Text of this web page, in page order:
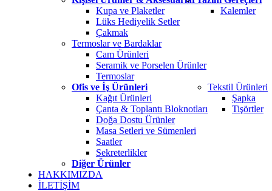
Kupa ve Plaketler
Lüks Hediyelik Setler
Çakmak
Kalemler
Termoslar ve Bardaklar
Cam Ürünleri
Seramik ve Porselen Ürünler
Termoslar
Ofis ve İş Ürünleri
Kağıt Ürünleri
Çanta & Toplantı Bloknotları
Doğa Dostu Ürünler
Masa Setleri ve Sümenleri
Saatler
Sekreterlikler
Tekstil Ürünleri
Şapka
Tişörtler
Diğer Ürünler
HAKKIMIZDA
İLETİŞİM